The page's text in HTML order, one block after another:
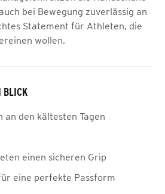
bei Bewegung zuverlässig an
Statement für Athleten, die
wollen.
BLICK
an den kältesten Tagen
einen sicheren Grip
eine perfekte Passform